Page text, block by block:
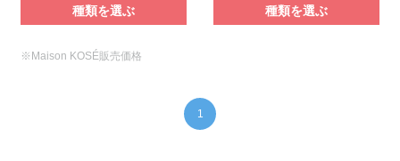
種類を選ぶ 種類を選ぶ
※Maison KOSÉ販売価格
1